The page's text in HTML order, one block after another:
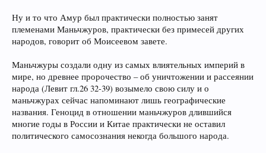
Ну и то что Амур был практически полностью занят
племенами Маньчжуров, практически без примесей других
народов, говорит об Моисеевом завете.
Маньчжуры создали одну из самых влиятельных империй в
мире, но древнее пророчество – об уничтожении и рассеянии
народа (Левит гл.26 32-39) возымело свою силу и о
маньчжурах сейчас напоминают лишь географические
названия. Геноцид в отношении маньчжуров длившийся
многие годы в России и Китае практически не оставил
политического самосознания некогда большого народа.